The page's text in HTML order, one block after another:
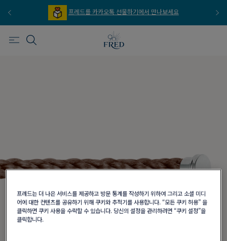
프레드를 카카오톡 선물하기에서 만나보세요
프레드는 더 나은 서비스를 제공하고 방문 통계를 작성하기 위하여 그리고 소셜 미디
어에 대한 컨텐츠를 공유하기 위해 쿠키와 추적기를 사용합니다. “모든 쿠키 허용” 을
클릭하면 쿠키 사용을 수락할 수 있습니다. 당신의 설정을 관리하려면 “쿠키 설정”을
클릭합니다.